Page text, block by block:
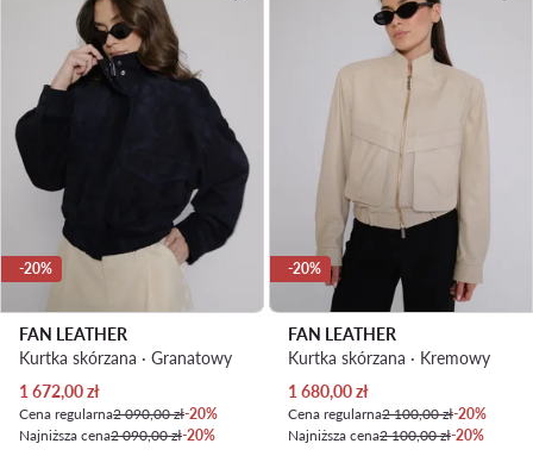
-20%
FAN LEATHER
Kurtka skórzana · Granatowy
Aktualna cena
1 672,00zł
Cena regularna2 090,00 zł-20%
Najniższa cena2 090,00 zł-20%
-20%
FAN LEATHER
Kurtka skórzana · Kremowy
Aktualna cena
1 680,00zł
Cena regularna2 100,00 zł-20%
Najniższa cena2 100,00 zł-20%